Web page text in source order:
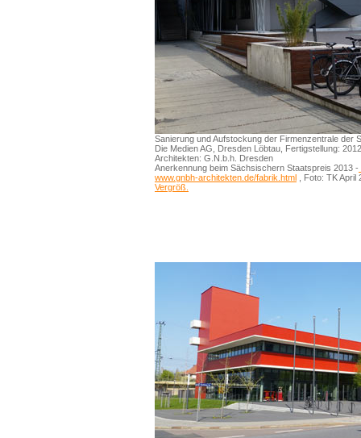
Sanierung und Aufstockung der Firmenzentrale der
Die Medien AG, Dresden Löbtau, Fertigstellung: 2012
Architekten: G.N.b.h. Dresden
Anerkennung beim Sächsischern Staatspreis 2013 -
www.gnbh-architekten.de/fabrik.html , Foto: TK April
Vergröß.